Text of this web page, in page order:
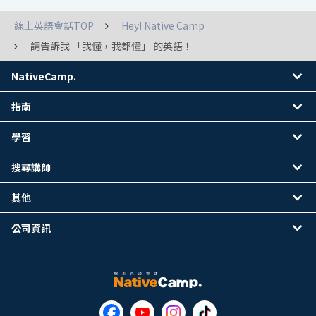
線上英語會話TOP
Hey! Native Camp
請告訴我 「我懂，我都懂」 的英語！
NativeCamp.
指南
學習
搜尋講師
其他
公司資訊